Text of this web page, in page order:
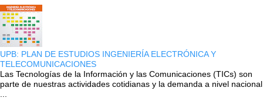
UPB: PLAN DE ESTUDIOS INGENIERÍA ELECTRÓNICA Y
TELECOMUNICACIONES
Las Tecnologías de la Información y las Comunicaciones (TICs) son
parte de nuestras actividades cotidianas y la demanda a nivel nacional